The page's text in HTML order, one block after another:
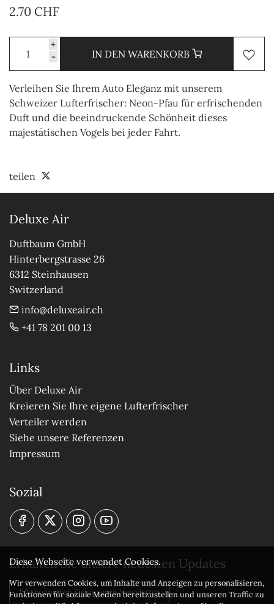
2.70 CHF
+
-
IN DEN WARENKORB
Verleihen Sie Ihrem Auto Eleganz mit unserem
Schweizer Lufterfrischer: Neon-Pfau für erfrischenden
Duft und die beeindruckende Schönheit dieses
majestätischen Vogels bei jeder Fahrt.
teilen
Deluxe Air
Duftbaum GmbH
Hinterbergstrasse 26
6312 Steinhausen
Switzerland
info@deluxeair.ch
+41 78 201 00 13
Links
Über Deluxe Air
Kreieren Sie Ihre eigene Lufterfrischer
Verteiler werden
Siehe unsere Referenzen
Impressum
Sozial
Erhalten Sie unsere neuesten Updates
Abonnieren Sie unseren Newsletter
Diese Webseite verwendet Cookies.
Wir verwenden Cookies, um Inhalte und Anzeigen zu personalisieren,
Funktionen für soziale Medien bereitzustellen und unseren Traffic zu